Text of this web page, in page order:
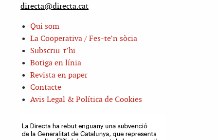
directa@directa.cat
Qui som
La Cooperativa / Fes-te’n sòcia
Subscriu-t’hi
Botiga en línia
Revista en paper
Contacte
Avis Legal & Política de Cookies